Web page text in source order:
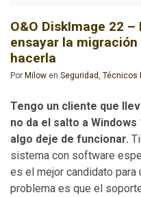
O&O DiskImage 22
ensayar la
hacerla
Por Milow en Seguridad , Técnicos
Tengo un cliente que
no da el salto a
algo deje de funcionar.
sistema con software
es el mejor candidato para
problema es que el